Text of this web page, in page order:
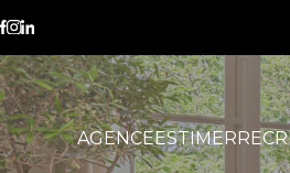
AGENCEESTIMER
Vendre